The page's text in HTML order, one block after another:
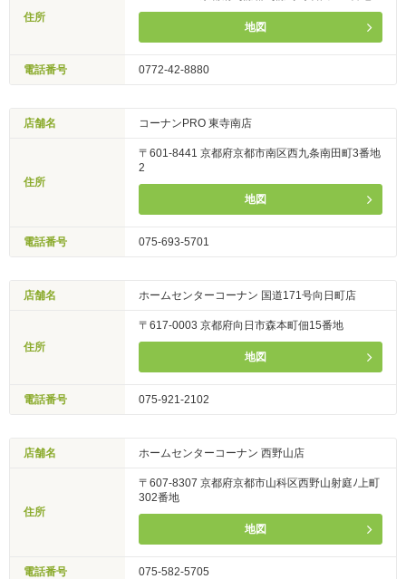
住所
地図
電話番号 0772-42-8880
店舗名 コーナンPRO 東寺南店
住所
〒601-8441 京都府京都市南区西九条南田町3番地
2
地図
電話番号 075-693-5701
店舗名 ホームセンターコーナン 国道171号向日町店
住所
〒617-0003 京都府向日市森本町佃15番地
地図
電話番号 075-921-2102
店舗名 ホームセンターコーナン 西野山店
住所
〒607-8307 京都府京都市山科区西野山射庭ﾉ上町
302番地
地図
電話番号 075-582-5705